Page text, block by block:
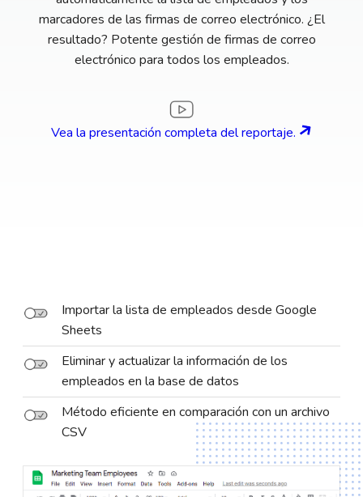
marcadores de las firmas de correo electrónico. ¿El
resultado? Potente gestión de firmas de correo
electrónico para todos los empleados.
Vea la presentación completa del reportaje.
Importar la lista de empleados desde Google
Sheets
Eliminar y actualizar la información de los
empleados en la base de datos
Método eficiente en comparación con un archivo
CSV